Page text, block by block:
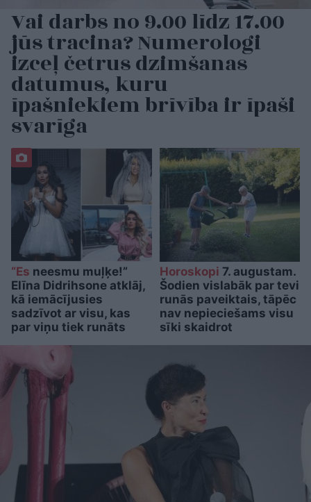
Vai darbs no 9.00 līdz 17.00
jūs tracina? Numerologi
izceļ četrus dzimšanas
datumus, kuru
īpašniekiem brīvība ir īpaši
svarīga
“Es neesmu muļķe!”
Elīna Didrihsone atklāj,
kā iemācījusies
sadzīvot ar visu, kas
par viņu tiek runāts
Horoskopi 7. augustam.
Šodien vislabāk par tevi
runās paveiktais, tāpēc
nav nepieciešams visu
sīki skaidrot